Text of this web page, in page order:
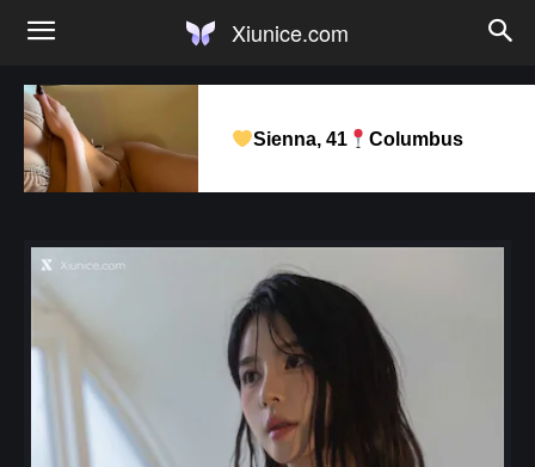
Xiunice.com
Sienna, 41 Columbus